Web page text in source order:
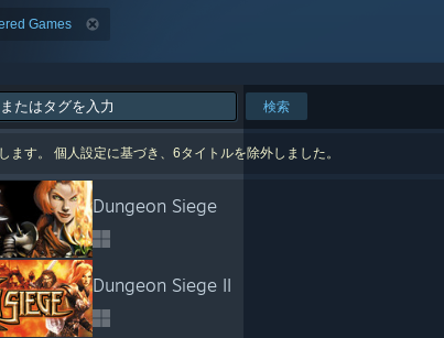
Games
検索
ます。 個人設定に基づき、6タイトルを除外しました。
Dungeon Siege
Dungeon Siege II